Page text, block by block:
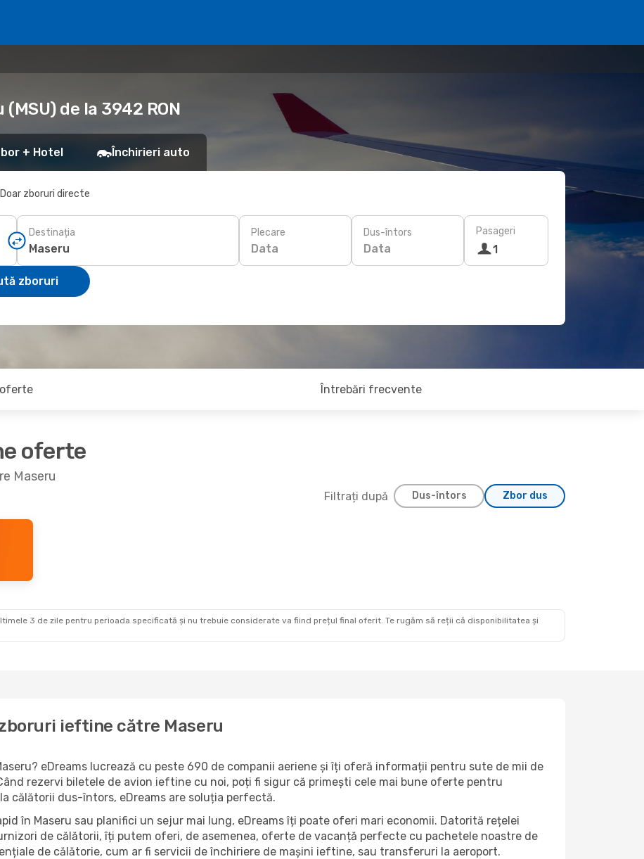
de la 3942 RON
+ Hotel Închirieri auto
Doar zboruri directe
Destinația Plecare
Data
Dus-întors
Data
Pasageri
1
zboruri
Întrebări frecvente
oferte
Maseru
Filtrați după Dus-întors Zbor dus
3 de zile pentru perioada specificată și nu trebuie considerate va fiind prețul final oferit. Te rugăm să reții că disponibilitatea și
ieftine către Maseru
eDreams lucrează cu peste 690 de companii aeriene și îți oferă informații pentru sute de mii de
rezervi biletele de avion ieftine cu noi, poți fi sigur că primești cele mai bune oferte pentru
călătorii dus-întors, eDreams are soluția perfectă.
în Maseru sau planifici un sejur mai lung, eDreams îți poate oferi mari economii. Datorită rețelei
de călătorii, îți putem oferi, de asemenea, oferte de vacanță perfecte cu pachetele noastre de
de călătorie, cum ar fi servicii de închiriere de mașini ieftine, sau transferuri la aeroport.